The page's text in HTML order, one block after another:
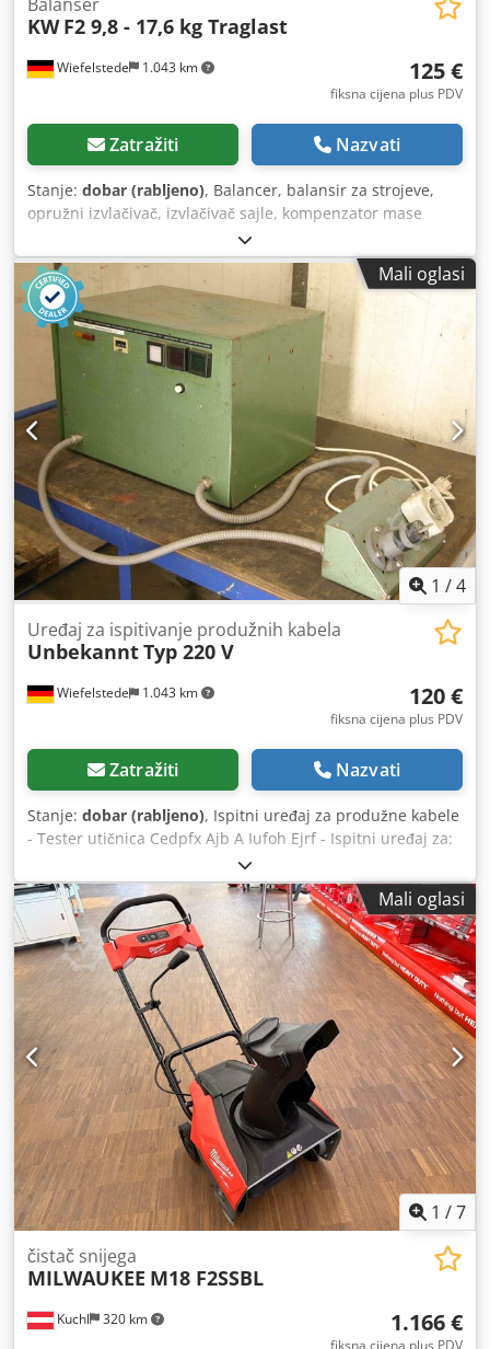
Wiefelstede 1.043 km
KW F2 9,8 - 17,6 kg Traglast
125 €
fiksna cijena plus PDV
Zatražiti Nazvati
Stanje: dobar (rabljeno), Balancer, balansir za strojeve,
opružni izvlačivač, izvlačivač sajle, kompenzator mase
Credpfx Ahoir E S Io Eef - Proizvođač: KW, opružni
izvlačivač tip F2 s blokadom - Opterećenje: 98–176 N -
Izvlačenje sajle: 1,9 m - Količina: 2x opružni izvlačivač na
zalihi - Cijena: po komadu - Dimenzije: 225/125/V340 mm -
Vlastita masa: 10,3 kg/kom
Mali oglasi
1 /4
Wiefelstede 1.043 km
Uređaj za ispitivanje produžnih kabela
UnbekanntTyp 220 V
120 €
fiksna cijena plus PDV
Zatražiti Nazvati
Stanje: dobar (rabljeno), Ispitni uređaj za produžne kabele
- Tester utičnica Cedpfx Ajb A Iufoh Ejrf - Ispitni uređaj za:
produžne kabele, stolne utičnice - Težina: 30 kg
Mali oglasi
1 /7
Kuchl 320 km
čistač snijega
MILWAUKEE M18 F2SSBL
1.166 €
fiksna cijena plus PDV